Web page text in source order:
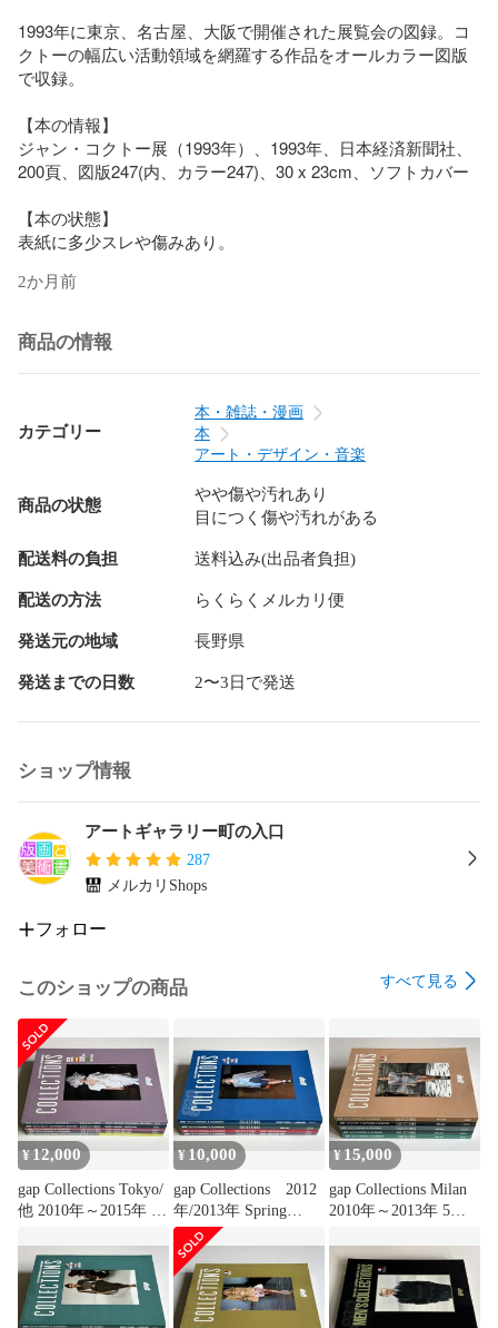
1993年に東京、名古屋、大阪で開催された展覧会の図録。コ
クトーの幅広い活動領域を網羅する作品をオールカラー図版
で収録。
【本の情報】
ジャン・コクトー展（1993年）、1993年、日本経済新聞社、
200頁、図版247(内、カラー247)、30 x 23cm、ソフトカバー
【本の状態】
表紙に多少スレや傷みあり。
2か月前
商品の情報
カテゴリー
本・雑誌・漫画
本
アート・デザイン・音楽
商品の状態
やや傷や汚れあり
目につく傷や汚れがある
配送料の負担 送料込み(出品者負担)
配送の方法 らくらくメルカリ便
発送元の地域 長野県
発送までの日数 2〜3日で発送
ショップ情報
アートギャラリー町の入口
287
メルカリShops
フォロー
このショップの商品 すべて見る
¥ 12,000
gap Collections Tokyo/
他 2010年～2015年 5
¥ 10,000
gap Collections 2012
年/2013年 Spring
Summer 4冊セット
#FB260181
¥ 15,000
gap Collections Milan
2010年～2013年 5冊